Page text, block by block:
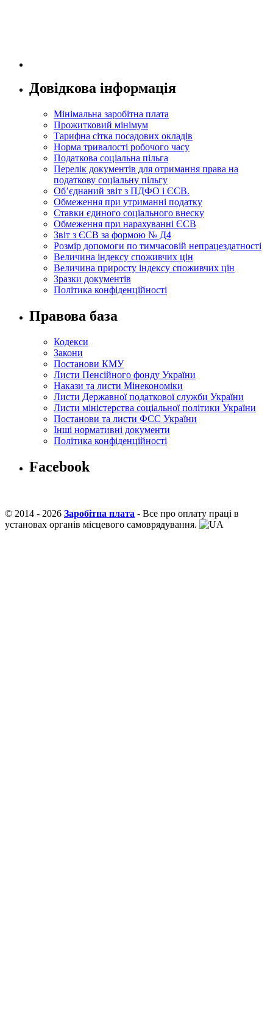
Довідкова інформація
Мінімальна заробітна плата
Прожитковий мінімум
Тарифна сітка посадових окладів
Норма тривалості робочого часу
Податкова соціальна пільга
Перелік документів для отримання права на
податкову соціальну пільгу
Об’єднаний звіт з ПДФО і ЄСВ.
Обмеження при утриманні податку
Ставки єдиного соціального внеску
Обмеження при нарахуванні ЄСВ
Звіт з ЄСВ за формою № Д4
Розмір допомоги по тимчасовій непрацездатності
Величина індексу споживчих цін
Величина приросту індексу споживчих цін
Зразки документів
Політика конфіденційності
Правова база
Кодекси
Закони
Постанови КМУ
Листи Пенсійного фонду України
Накази та листи Мінекономіки
Листи Державної податкової служби України
Листи міністерства соціальної політики України
Постанови та листи ФСС України
Інші нормативні документи
Політика конфіденційності
Facebook
© 2014 - 2026 Заробітна плата - Все про оплату праці в
установах органів місцевого самоврядування.